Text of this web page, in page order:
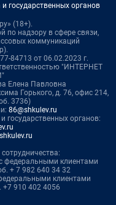
государственных органов
(18+).
по надзору в сфере связи,
коммуникаций
84713 от 06.02.2023 г.
"ИНТЕРНЕТ
Елена Павловна
Горького, д. 76, офис 214,
3736)
86@shkulev.ru
государственных органов:
федеральными клиентами
+ 7 982 640 34 32
клиентами
+7 910 402 4056